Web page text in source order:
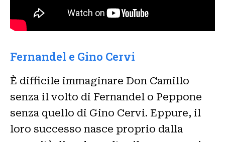
Fernandel e Gino Cervi
È difficile immaginare Don Camillo
senza il volto di Fernandel o Peppone
senza quello di Gino Cervi. Eppure, il
loro successo nasce proprio dalla